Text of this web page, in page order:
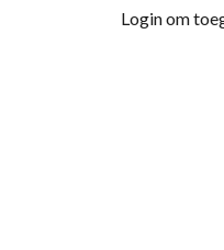
Login om